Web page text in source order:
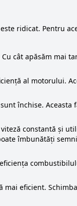
ridicat. Pentru
cât apăsăm mai
al motorului.
închise. Aceasta
constantă și
îmbunătăți
mai eficient.